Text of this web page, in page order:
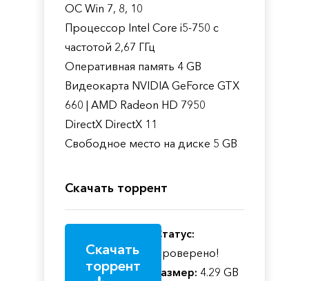
ОС Win 7, 8, 10
Процессор Intel Core i5-750 с
частотой 2,67 ГГц
Оперативная память 4 GB
Видеокарта NVIDIA GeForce GTX
660 | AMD Radeon HD 7950
DirectX DirectX 11
Свободное место на диске 5 GB
Скачать торрент
Скачать
торрент
Статус:
Проверено!
Размер: 4.29 GB